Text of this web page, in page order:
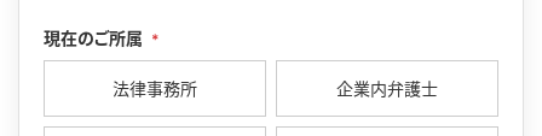
現在のご所属 *
法律事務所 企業内弁護士